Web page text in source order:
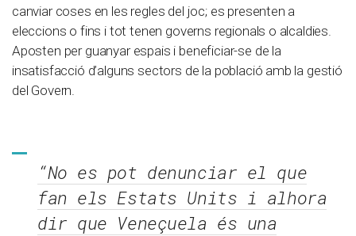
canviar coses en les regles del joc; es presenten a
eleccions o fins i tot tenen governs regionals o alcaldies.
Aposten per guanyar espais i beneficiar-se de la
insatisfacció d’alguns sectors de la població amb la gestió
del Govern.
“No es pot denunciar el que
fan els Estats Units i alhora
dir que Veneçuela és una